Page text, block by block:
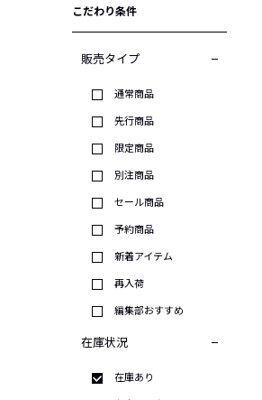
こだわり条件
販売タイプ
通常商品
先行商品
限定商品
別注商品
セール商品
予約商品
新着アイテム
再入荷
編集部おすすめ
在庫状況
在庫あり